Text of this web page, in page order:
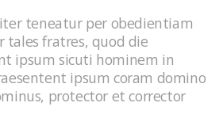
teneatur per obedientiam
fratres, quod die
ipsum sicuti hominem in
ipsum coram domino
protector et corrector